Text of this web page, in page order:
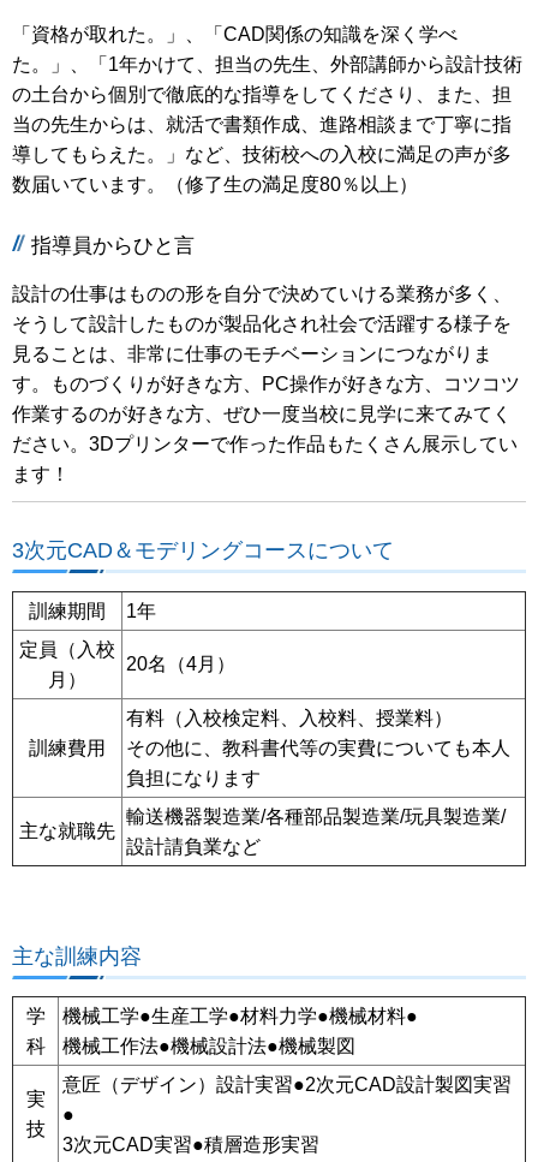
「資格が取れた。」、「CAD関係の知識を深く学べ
た。」、「1年かけて、担当の先生、外部講師から設計技術
の土台から個別で徹底的な指導をしてくださり、また、担
当の先生からは、就活で書類作成、進路相談まで丁寧に指
導してもらえた。」など、技術校への入校に満足の声が多
数届いています。（修了生の満足度80％以上）
指導員からひと言
設計の仕事はものの形を自分で決めていける業務が多く、
そうして設計したものが製品化され社会で活躍する様子を
見ることは、非常に仕事のモチベーションにつながりま
す。ものづくりが好きな方、PC操作が好きな方、コツコツ
作業するのが好きな方、ぜひ一度当校に見学に来てみてく
ださい。3Dプリンターで作った作品もたくさん展示してい
ます！
3次元CAD＆モデリングコースについて
訓練期間
1年
定員（入校
月）
20名（4月）
訓練費用
有料（入校検定料、入校料、授業料）
その他に、教科書代等の実費についても本人
負担になります
主な就職先
輸送機器製造業/各種部品製造業/玩具製造業/
設計請負業など
主な訓練内容
学
科
機械工学●生産工学●材料力学●機械材料●
機械工作法●機械設計法●機械製図
実
技
意匠（デザイン）設計実習●2次元CAD設計製図実習
●
3次元CAD実習●積層造形実習